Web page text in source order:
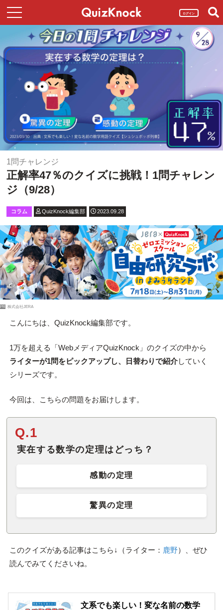
ログイン
1問チャレンジ
正解率47％のクイズに挑戦！1問チャレン
ジ（9/28）
コラム QuizKnock編集部 2023.09.28
PR 株式会社JERA
こんにちは、QuizKnock編集部です。
1万を超える「WebメディアQuizKnock」のクイズの中から
ライターが1問をピックアップし、日替わりで紹介していく
シリーズです。
今回は、こちらの問題をお届けします。
Q.1
実在する数学の定理はどっち？
感動の定理
驚異の定理
このクイズがある記事はこちら↓（ライター： 鹿野）、ぜひ
読んでみてくださいね。
文系でも楽しい！変な名前の数学